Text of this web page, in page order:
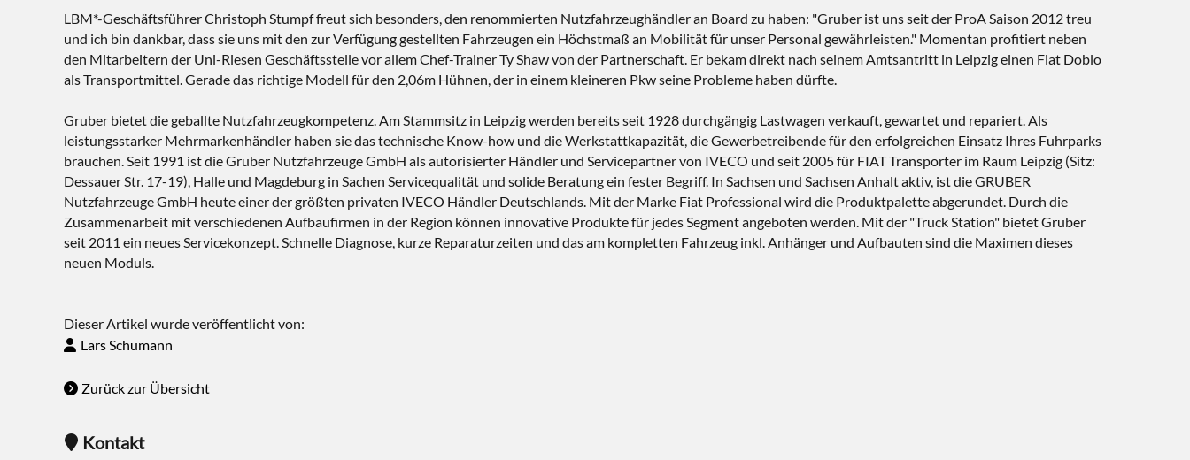
LBM*-Geschäftsführer Christoph Stumpf freut sich besonders, den renommierten Nutzfahrzeughändler an Board zu haben: "Gruber ist uns seit der ProA Saison 2012 treu
und ich bin dankbar, dass sie uns mit den zur Verfügung gestellten Fahrzeugen ein Höchstmaß an Mobilität für unser Personal gewährleisten." Momentan profitiert neben
den Mitarbeitern der Uni-Riesen Geschäftsstelle vor allem Chef-Trainer Ty Shaw von der Partnerschaft. Er bekam direkt nach seinem Amtsantritt in Leipzig einen Fiat Doblo
als Transportmittel. Gerade das richtige Modell für den 2,06m Hühnen, der in einem kleineren Pkw seine Probleme haben dürfte.
Gruber bietet die geballte Nutzfahrzeugkompetenz. Am Stammsitz in Leipzig werden bereits seit 1928 durchgängig Lastwagen verkauft, gewartet und repariert. Als
leistungsstarker Mehrmarkenhändler haben sie das technische Know-how und die Werkstattkapazität, die Gewerbetreibende für den erfolgreichen Einsatz Ihres Fuhrparks
brauchen. Seit 1991 ist die Gruber Nutzfahrzeuge GmbH als autorisierter Händler und Servicepartner von IVECO und seit 2005 für FIAT Transporter im Raum Leipzig (Sitz:
Dessauer Str. 17-19), Halle und Magdeburg in Sachen Servicequalität und solide Beratung ein fester Begriff. In Sachsen und Sachsen Anhalt aktiv, ist die GRUBER
Nutzfahrzeuge GmbH heute einer der größten privaten IVECO Händler Deutschlands. Mit der Marke Fiat Professional wird die Produktpalette abgerundet. Durch die
Zusammenarbeit mit verschiedenen Aufbaufirmen in der Region können innovative Produkte für jedes Segment angeboten werden. Mit der "Truck Station" bietet Gruber
seit 2011 ein neues Servicekonzept. Schnelle Diagnose, kurze Reparaturzeiten und das am kompletten Fahrzeug inkl. Anhänger und Aufbauten sind die Maximen dieses
neuen Moduls.
Dieser Artikel wurde veröffentlicht von:
Lars Schumann
Zurück zur Übersicht
Kontakt